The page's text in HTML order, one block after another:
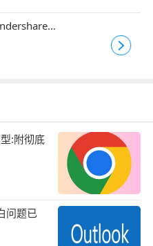
绿色免费版
:附彻底
问题已